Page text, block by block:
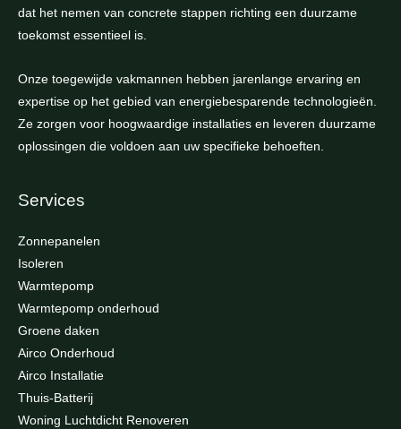
dat het nemen van concrete stappen richting een duurzame
toekomst essentieel is.
Onze toegewijde vakmannen hebben jarenlange ervaring en
expertise op het gebied van energiebesparende technologieën.
Ze zorgen voor hoogwaardige installaties en leveren duurzame
oplossingen die voldoen aan uw specifieke behoeften.
Services
Zonnepanelen
Isoleren
Warmtepomp
Warmtepomp onderhoud
Groene daken
Airco Onderhoud
Airco Installatie
Thuis-Batterij
Woning Luchtdicht Renoveren